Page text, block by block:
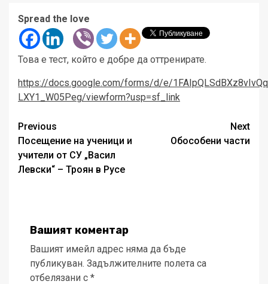
Spread the love
Това е тест, който е добре да оттренирате.
https://docs.google.com/forms/d/e/
LXY1_W05Peg/viewform?usp=sf_link
Post
navigation
Previous
Посещение на ученици и
учители от СУ „Васил
Левски“ – Троян в Русе
Next
Обособени части
Вашият коментар
Вашият имейл адрес няма да бъде
публикуван. Задължителните полета са
отбелязани с *